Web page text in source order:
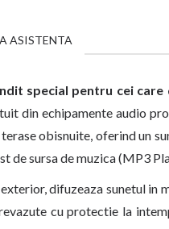
ASISTENTA
special pentru cei
din echipamente audio
obisnuite, oferind un
de sursa de muzica (MP3
difuzeaza sunetul in
cu protectie la